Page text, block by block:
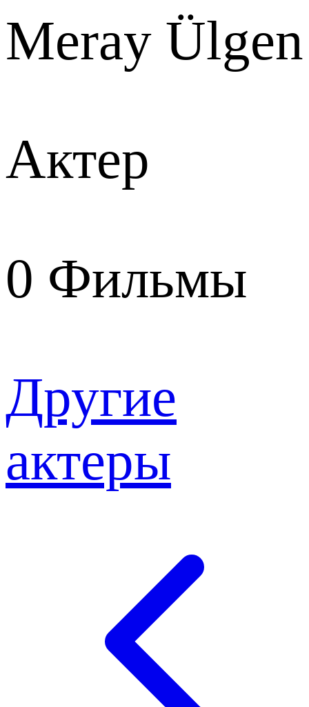
Meray Ülgen
Актер
0 Фильмы
Другие
актеры